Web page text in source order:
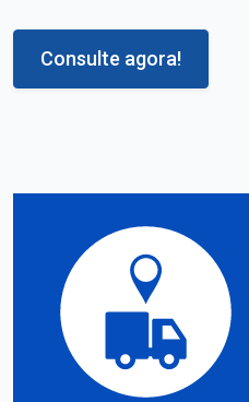
Consulte agora!